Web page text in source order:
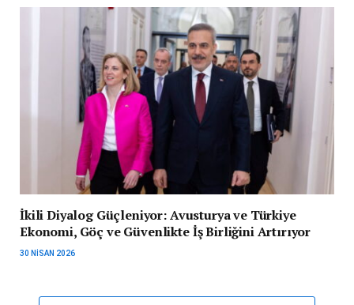
İkili Diyalog Güçleniyor: Avusturya ve Türkiye
Ekonomi, Göç ve Güvenlikte İş Birliğini Artırıyor
30 NISAN 2026